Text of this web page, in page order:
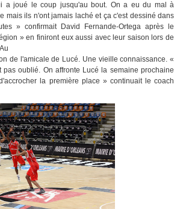
a joué le coup jusqu'au bout. On a eu du mal à
mais ils n'ont jamais laché et ça c'est dessiné dans
» confirmait David Fernande-Ortega après le
» en finiront eux aussi avec leur saison lors de
de l'amicale de Lucé. Une vieille connaissance. «
pas oublié. On affronte Lucé la semaine prochaine
la première place » continuait le coach